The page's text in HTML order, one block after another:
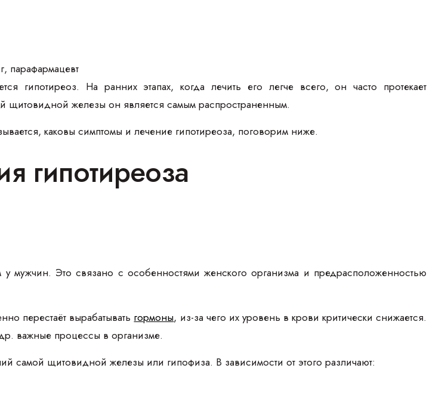
парафармацевт
гипотиреоз. На ранних этапах, когда лечить его легче всего, он часто протекает
щитовидной железы он является самым распространенным.
каковы симптомы и лечение гипотиреоза, поговорим ниже.
гипотиреоза
мужчин. Это связано с особенностями женского организма и предрасположенностью
перестаёт вырабатывать гормоны, из-за чего их уровень в крови критически снижается.
важные процессы в организме.
самой щитовидной железы или гипофиза. В зависимости от этого различают: